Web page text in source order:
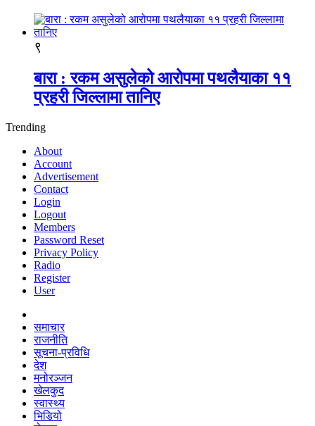
९
बारा : रकम असुलेको आरोपमा पथलैयाका ११
प्रहरी जिल्लामा तानिए
Trending
About
Account
Advertisement
Contact
Login
Logout
Members
Password Reset
Privacy Policy
Radio
Register
User
समाचार
राजनीति
सूचना-प्रविधि
देश
मनोरञ्जन
खेलकुद
स्वास्थ्य
भिडियो